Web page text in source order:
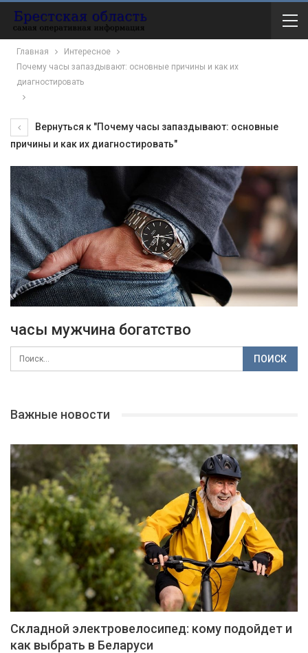
Главная
Интересное
Почему часы запаздывают: основные причины и как их
диагностировать
Вернуться к "Почему часы запаздывают: основные
причины и как их диагностировать"
часы мужчина богатство
Важные новости
Складной электровелосипед: кому подойдет и
как выбрать в Беларуси